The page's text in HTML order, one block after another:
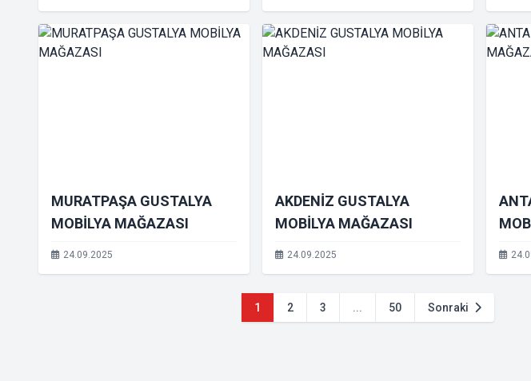
MURATPAŞA GUSTALYA
MOBİLYA MAĞAZASI
24.09.2025
AKDENİZ GUSTALYA
MOBİLYA MAĞAZASI
24.09.2025
1 2 3 ... 50 Sonraki